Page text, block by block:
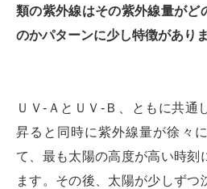
類の紫外線はその紫外線量がど
のかパターンに少し特徴がありま
ＵＶ-ＡとＵＶ-Ｂ、ともに共通
昇ると同時に紫外線量が徐々
て、最も太陽の高度が高い時刻
ます。その後、太陽が少しずつ